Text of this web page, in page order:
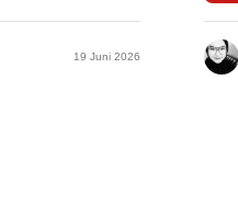
19 Juni 2026